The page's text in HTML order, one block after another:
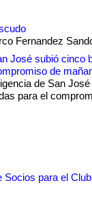
Fernandez
José subió cinco
de
de San
para el
Socios para el